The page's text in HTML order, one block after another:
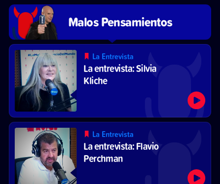
Malos Pensamientos
La Entrevista
La entrevista: Silvia
Kliche
La Entrevista
La entrevista: Flavio
Perchman